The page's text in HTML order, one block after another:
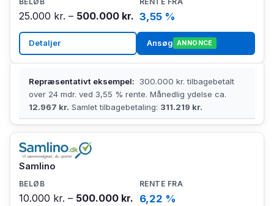
25.000 kr. – 500.000 kr. 3,55 %
Detaljer Ansøg ANNONCE
Repræsentativt eksempel: 300.000 kr. tilbagebetalt
over 24 mdr. ved 3,55 % rente. Månedlig ydelse ca.
12.967 kr. Samlet tilbagebetaling: 311.219 kr.
Samlino
10.000 kr. – 500.000 kr. 6,22 %